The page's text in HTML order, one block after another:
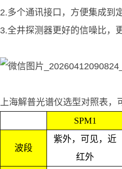
2.多个通讯接口，方便集成到
3.全井探测器更好的信噪比，
上海解普光谱仪选型对照表，
SPM1
波段
紫外，可见，近
红外